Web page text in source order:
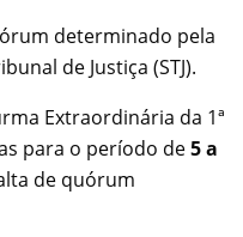
determinado pela
de Justiça (STJ).
Extraordinária da 1ª
para o período de5 a
de quórum